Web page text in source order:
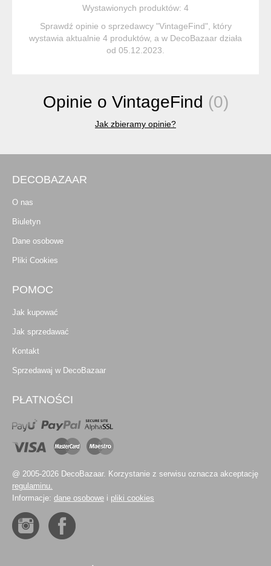
Wystawionych produktów: 4
Sprawdź opinie o sprzedawcy "VintageFind", który
wystawia aktualnie 4 produktów, a w DecoBazaar działa
od 05.12.2023.
Opinie o VintageFind (0)
Jak zbieramy opinie?
DECOBAZAAR
O nas
Biuletyn
Dane osobowe
Pliki Cookies
POMOC
Jak kupować
Jak sprzedawać
Kontakt
Sprzedawaj w DecoBazaar
PŁATNOŚCI
@ 2005-2026 DecoBazaar. Korzystanie z serwisu oznacza akceptację
regulaminu.
Informacje: dane osobowe i pliki cookies